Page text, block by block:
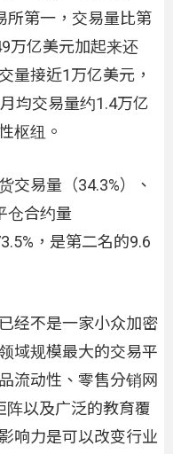
所第一，交易量比第
万亿美元加起来还
量接近1万亿美元，
均交易量约1.4万亿
枢纽。
交易量（34.3%）、
仓合约量
，是第二名的9.6
经不是一家小众加密
域规模最大的交易平
流动性、零售分销网
阵以及广泛的教育覆
响力是可以改变行业